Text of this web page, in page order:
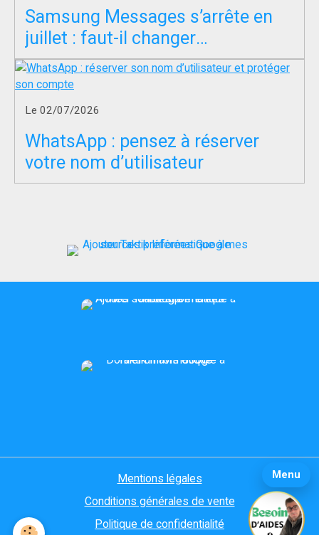
Menu
Samsung Messages s’arrête en
juillet : faut-il changer
d’application SMS ?
Le 02/07/2026
WhatsApp : pensez à réserver
votre nom d’utilisateur
Mentions légales
Conditions générales de vente
Politique de confidentialité